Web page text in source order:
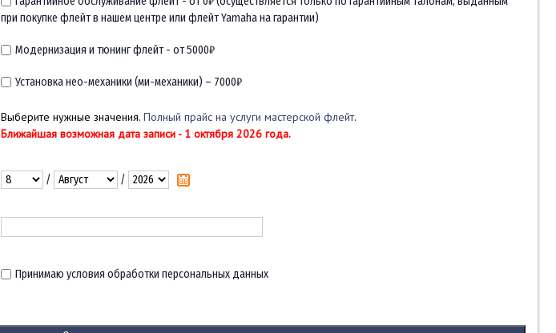
при покупке флейт в нашем центре или флейт Yamaha на гарантии)
Модернизация и тюнинг флейт - от 5000₽
Установка нео-механики (ми-механики) – 7000₽
Выберите нужные значения. Полный прайс на услуги мастерской флейт.
Ближайшая возможная дата записи - 1 октября 2026 года.
/ /
Принимаю условия обработки персональных данных